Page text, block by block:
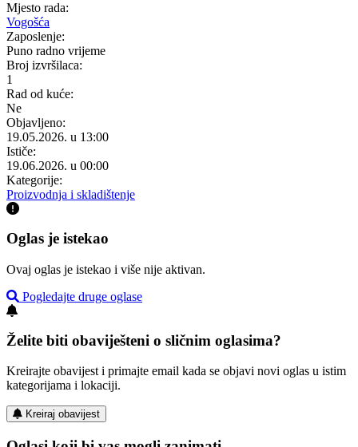
Mjesto rada:
Vogošća
Zaposlenje:
Puno radno vrijeme
Broj izvršilaca:
1
Rad od kuće:
Ne
Objavljeno:
19.05.2026. u 13:00
Ističe:
19.06.2026. u 00:00
Kategorije:
Proizvodnja i skladištenje
Oglas je istekao
Ovaj oglas je istekao i više nije aktivan.
Pogledajte druge oglase
Želite biti obaviješteni o sličnim oglasima?
Kreirajte obavijest i primajte email kada se objavi novi oglas u istim
kategorijama i lokaciji.
Kreiraj obavijest